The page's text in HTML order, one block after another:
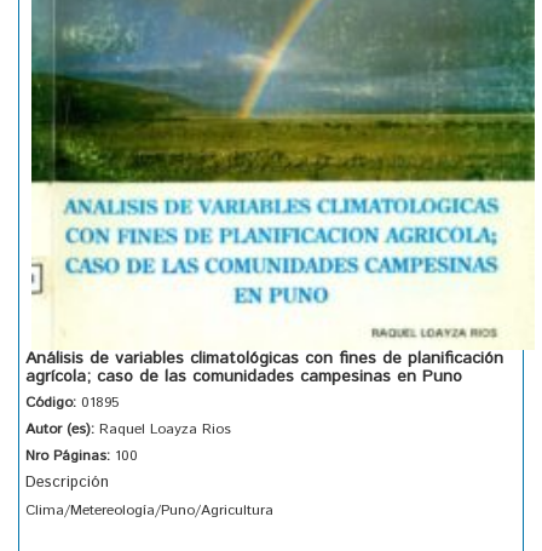
Análisis de variables climatológicas con fines de planificación
agrícola; caso de las comunidades campesinas en Puno
Código: 01895
Autor (es): Raquel Loayza Rios
Nro Páginas: 100
Descripción
Clima/Metereología/Puno/Agricultura